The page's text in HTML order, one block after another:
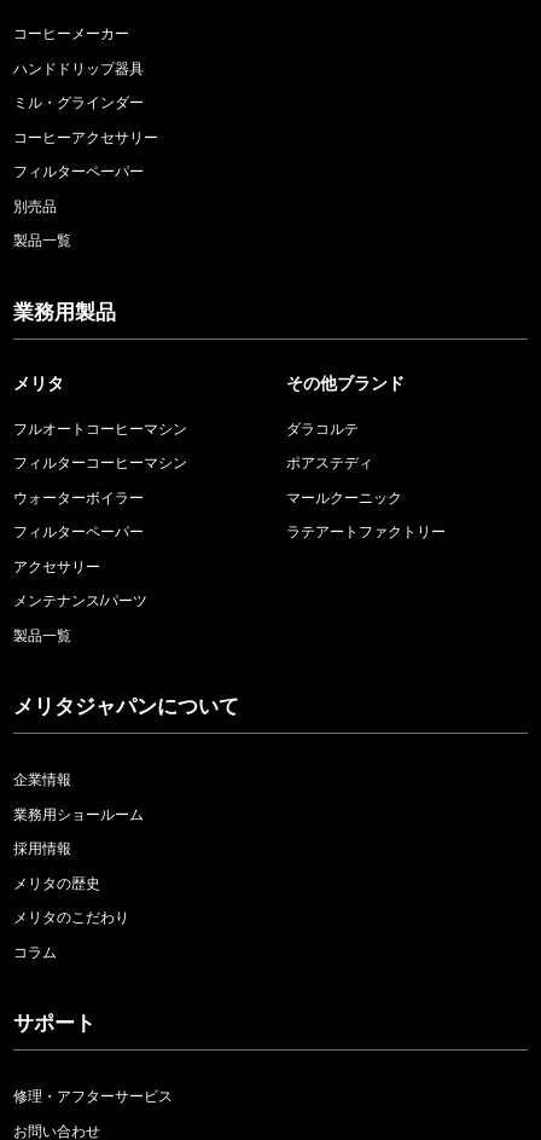
コーヒーメーカー
ハンドドリップ器具
ミル・グラインダー
コーヒーアクセサリー
フィルターペーパー
別売品
製品一覧
業務用製品
メリタ
フルオートコーヒーマシン
フィルターコーヒーマシン
ウォーターボイラー
フィルターペーパー
アクセサリー
メンテナンス/パーツ
製品一覧
その他ブランド
ダラコルテ
ポアステディ
マールクーニック
ラテアートファクトリー
メリタジャパンについて
企業情報
業務用ショールーム
採用情報
メリタの歴史
メリタのこだわり
コラム
サポート
修理・アフターサービス
お問い合わせ